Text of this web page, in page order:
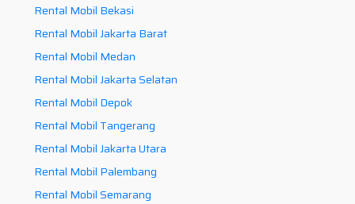
Rental Mobil Bekasi
Rental Mobil Jakarta Barat
Rental Mobil Medan
Rental Mobil Jakarta Selatan
Rental Mobil Depok
Rental Mobil Tangerang
Rental Mobil Jakarta Utara
Rental Mobil Palembang
Rental Mobil Semarang